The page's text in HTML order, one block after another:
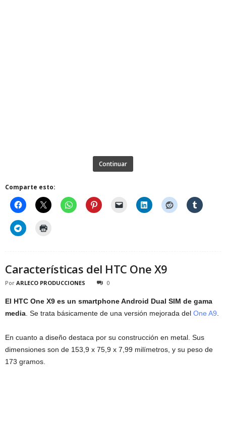
Continuar
Comparte esto:
Características del HTC One X9
Por ARLECO PRODUCCIONES 0
El HTC One X9 es un smartphone Android Dual SIM de gama
media. Se trata básicamente de una versión mejorada del One A9.
En cuanto a diseño destaca por su construcción en metal. Sus
dimensiones son de 153,9 x 75,9 x 7,99 milímetros, y su peso de
173 gramos.